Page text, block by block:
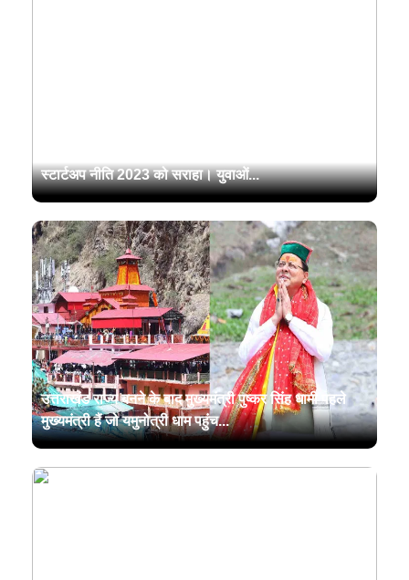
स्टार्टअप नीति 2023 को सराहा। युवाओं...
उत्तराखंड राज्य बनने के बाद मुख्यमंत्री पुष्कर सिंह धामी पहले
मुख्यमंत्री हैं जो यमुनोत्री धाम पहुंच...